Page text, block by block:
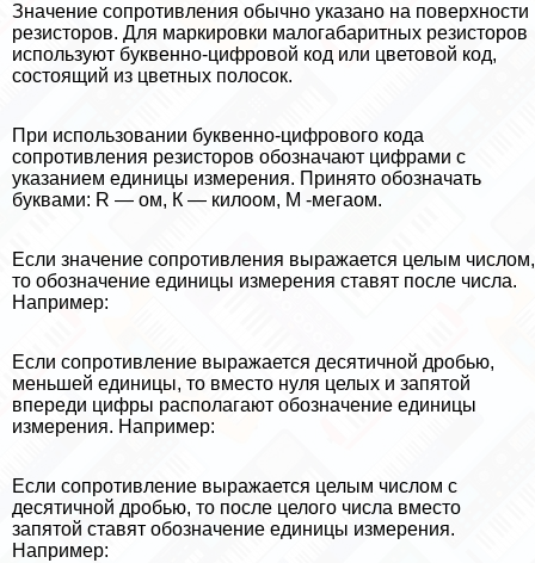
Значение сопротивления обычно указано на поверхности
резисторов. Для маркировки малогабаритных резисторов
используют буквенно-цифровой код или цветовой код,
состоящий из цветных полосок.
При использовании буквенно-цифрового кода
сопротивления резисторов обозначают цифрами с
указанием единицы измерения. Принято обозначать
буквами: R — ом, К — килоом, М -мегаом.
Если значение сопротивления выражается целым числом,
то обозначение единицы измерения ставят после числа.
Например:
Если сопротивление выражается десятичной дробью,
меньшей единицы, то вместо нуля целых и запятой
впереди цифры располагают обозначение единицы
измерения. Например:
Если сопротивление выражается целым числом с
десятичной дробью, то после целого числа вместо
запятой ставят обозначение единицы измерения.
Например: